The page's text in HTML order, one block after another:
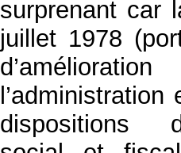
surprenant car
juillet 1978
dispositions